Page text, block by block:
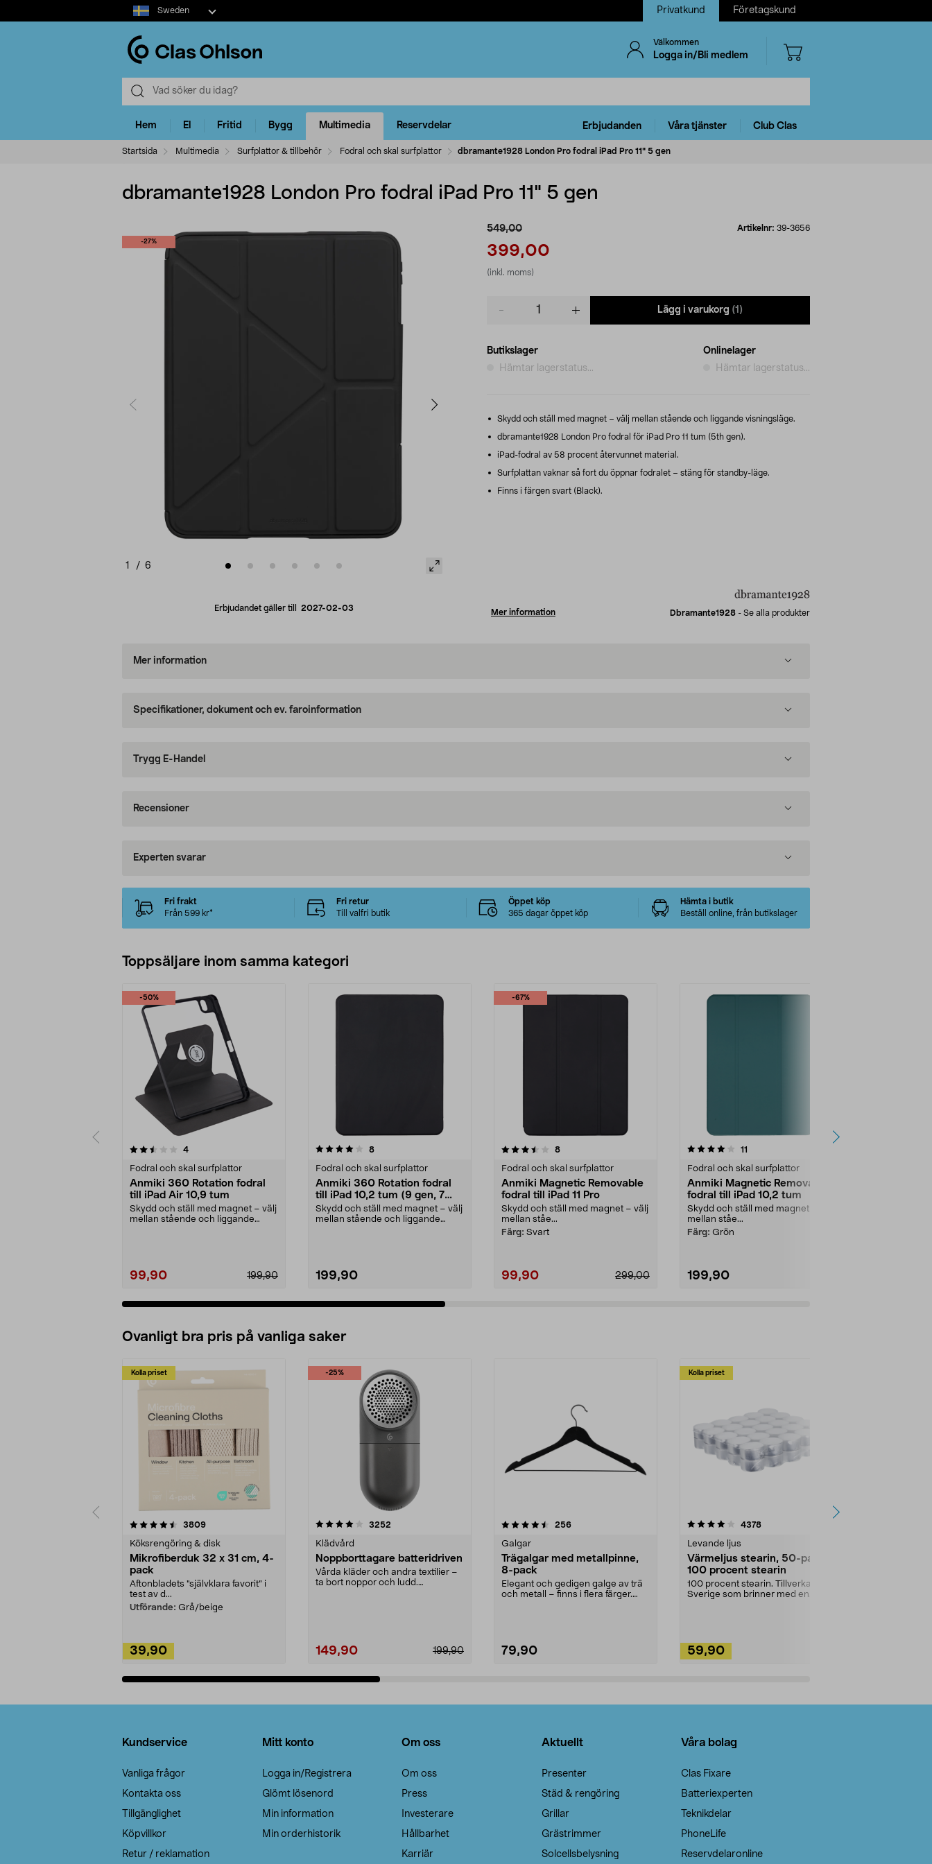
Select
market
Sweden Privatkund Företagskund
Välkommen
Logga in/Bli medlem
Hem El Fritid Bygg Multimedia Reservdelar Erbjudanden Våra tjänster Club Clas
Startsida Multimedia Surfplattor & tillbehör Fodral och skal surfplattor dbramante1928 London Pro fodral iPad Pro 11" 5 gen
dbramante1928 London Pro fodral iPad Pro 11" 5 gen
-27%
1 / 6
Erbjudandet gäller till 2027-02-03
549,00
399,00
(inkl. moms)
Artikelnr: 39-3656
Lägg i varukorg (1)
Butikslager
Hämtar lagerstatus...
Onlinelager
Hämtar lagerstatus...
Skydd och ställ med magnet – välj mellan stående och liggande visningsläge.
dbramante1928 London Pro fodral för iPad Pro 11 tum (5th gen).
iPad-fodral av 58 procent återvunnet material.
Surfplattan vaknar så fort du öppnar fodralet – stäng för standby-läge.
Finns i färgen svart (Black).
Mer information Dbramante1928 - Se alla produkter
Mer information
Specifikationer, dokument och ev. faroinformation
Trygg E-Handel
Recensioner
Experten svarar
Fri frakt
Från 599 kr*
Fri retur
Till valfri butik
Öppet köp
365 dagar öppet köp
Hämta i butik
Beställ online, från butikslager
Toppsäljare inom samma kategori
-50%
4recensioner
Fodral och skal surfplattor
Anmiki 360 Rotation fodral
till iPad Air 10,9 tum
Skydd och ställ med magnet – välj
mellan stående och liggande
99,90 199,90
4.0 av 5 stjärnor 8recensioner
Fodral och skal surfplattor
Anmiki 360 Rotation fodral
till iPad 10,2 tum (9 gen, 7
gen, 8 gen)
Skydd och ställ med magnet – välj
mellan stående och liggande
199,90
-67%
3.5 av 5 stjärnor 8recensioner
Fodral och skal surfplattor
Anmiki Magnetic Removable
fodral till iPad 11 Pro
Skydd och ställ med magnet – välj
mellan ståe...
Färg: Svart
99,90 299,00
4.0 av 5 stjärnor 11
Fodral och skal surfplattor
Anmiki Magnetic Removable
fodral till iPad 10,2 tum
Skydd och ställ med magnet – välj
mellan ståe...
Färg: Grön
199,90
4.0 av 5 stjärnor
Ovanligt bra pris på vanliga saker
Kolla priset
3809recensioner
Köksrengöring & disk
Mikrofiberduk 32 x 31 cm, 4-
pack
Aftonbladets "självklara favorit” i
test av d...
Utförande: Grå/beige
39,90
-25%
4.0av 5 stjärnor 3252
Klädvård
Noppborttagare batteridriven
Vårda kläder och andra textilier –
ta bort noppor och ludd.
199,90
149,90
4.5av 5 stjärnor 256recensioner
Galgar
Trägalgar med metallpinne,
8-pack
Elegant och gedigen galge av trä
och metall – finns i flera färger.
79,90
Kolla priset
4.0av 5 stjärnor 4378recensioner
Levande ljus
Värmeljus stearin, 50-pack,
100 procent stearin
100 procent stearin. Tillverkade i
Sverige som brinner med en
59,90
4.5av 5 stjärnor
Kundservice
Vanliga frågor
Kontakta oss
Tillgänglighet
Köpvillkor
Retur / reklamation
Mitt konto
Logga in/Registrera
Glömt lösenord
Min information
Min orderhistorik
Om oss
Om oss
Press
Investerare
Hållbarhet
Karriär
Aktuellt
Presenter
Städ & rengöring
Grillar
Grästrimmer
Solcellsbelysning
Våra bolag
Clas Fixare
Batteriexperten
Teknikdelar
PhoneLife
Reservdelaronline